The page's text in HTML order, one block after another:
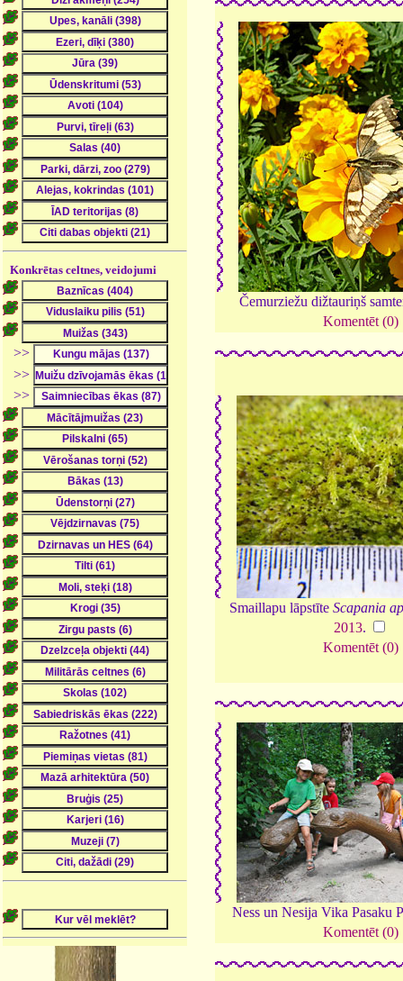
Konkrētas celtnes, veidojumi
>>
>>
>>
Čemurziežu dižtauriņš
Komentēt (0)
Smaillapu lāpstīte Scapania
2013.
Komentēt (0)
Ness un Nesija Vika Pasaku
Komentēt (0)